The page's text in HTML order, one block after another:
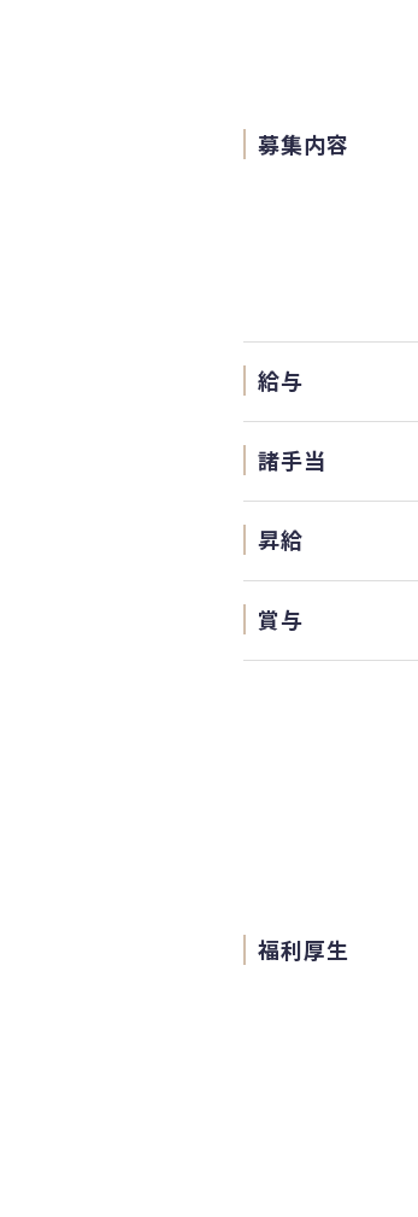
募集内容
給与
諸手当
昇給
賞与
福利厚生